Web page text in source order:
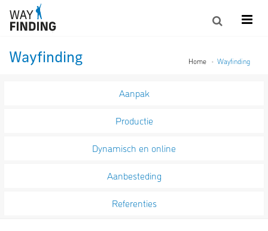
Home Wayfinding
Wayfinding
Aanpak
Productie
Dynamisch en online
Aanbesteding
Referenties